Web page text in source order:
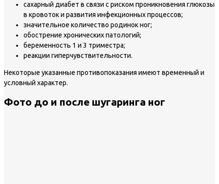
сахарный диабет в связи с риском проникновения глюкозы
в кровоток и развития инфекционных процессов;
значительное количество родинок ног;
обострение хронических патологий;
беременность 1 и 3 триместра;
реакции гиперчувствительности.
Некоторые указанные противопоказания имеют временный и
условный характер.
Фото до и после шугаринга ног